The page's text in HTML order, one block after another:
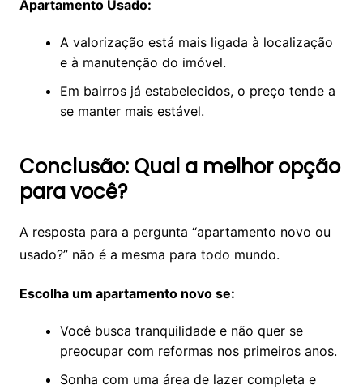
Apartamento Usado:
A valorização está mais ligada à localização
e à manutenção do imóvel.
Em bairros já estabelecidos, o preço tende a
se manter mais estável.
Conclusão: Qual a melhor opção
para você?
A resposta para a pergunta “apartamento novo ou
usado?” não é a mesma para todo mundo.
Escolha um apartamento novo se:
Você busca tranquilidade e não quer se
preocupar com reformas nos primeiros anos.
Sonha com uma área de lazer completa e